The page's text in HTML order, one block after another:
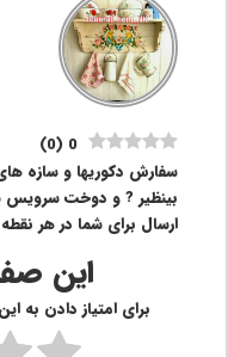
0
(
0
)
سفارش دکوریها و سازه
بینظیر ? و دوخت سرویس
ارسال برای شما در هر
این
برای امتیاز دادن به